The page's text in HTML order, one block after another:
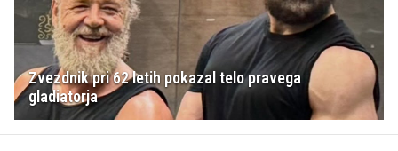
Zvezdnik pri 62 letih pokazal telo pravega
gladiatorja